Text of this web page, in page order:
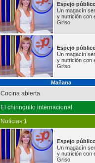
Espejo
Un magacín
y nutrición con
Griso.
Espejo
Un magacín
y nutrición con
Griso.
Mañana
Cocina abierta
El chiringuito internacional
Noticias 1
Espejo
Un magacín
y nutrición con
Griso.